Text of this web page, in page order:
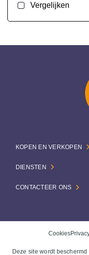
Vergelijken
KOPEN EN VERKOPEN
DIENSTEN
CONTACTEER ONS
Cookies
Deze site wordt